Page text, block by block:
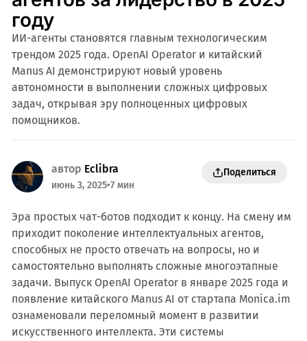
году
ИИ-агенты становятся главным технологическим
трендом 2025 года. OpenAI Operator и китайский
Manus AI демонстрируют новый уровень
автономности в выполнении сложных цифровых
задач, открывая эру полноценных цифровых
помощников.
автор Eclibra
июнь 3, 2025•7 мин
Поделиться
Эра простых чат-ботов подходит к концу. На смену им
приходит поколение интеллектуальных агентов,
способных не просто отвечать на вопросы, но и
самостоятельно выполнять сложные многоэтапные
задачи. Выпуск OpenAI Operator в январе 2025 года и
появление китайского Manus AI от стартапа Monica.im
ознаменовали переломный момент в развитии
искусственного интеллекта. Эти системы